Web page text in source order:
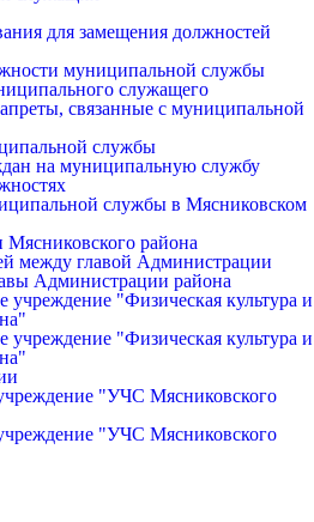
для замещения должностей
муниципальной службы
служащего
связанные с муниципальной
службы
на муниципальную службу
службы в Мясниковском
района
между главой Администрации
Администрации района
"Физическая культура и
"Физическая культура и
"УЧС Мясниковского
"УЧС Мясниковского